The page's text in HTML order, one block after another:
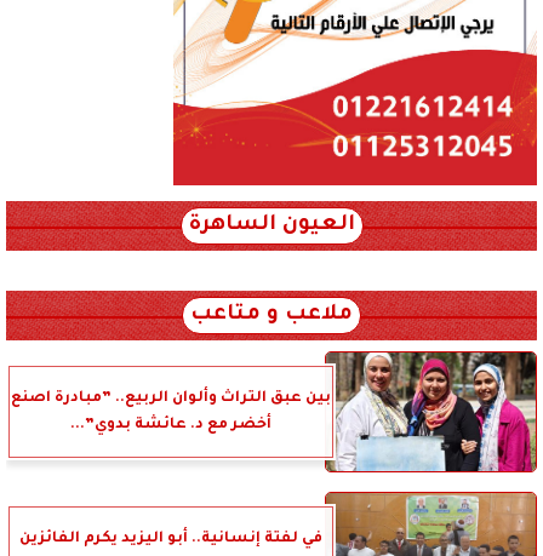
العيون الساهرة
ملاعب و متاعب
بين عبق التراث وألوان الربيع.. ”مبادرة اصنع
أخضر مع د. عائشة بدوي”...
في لفتة إنسانية.. أبو اليزيد يكرم الفائزين